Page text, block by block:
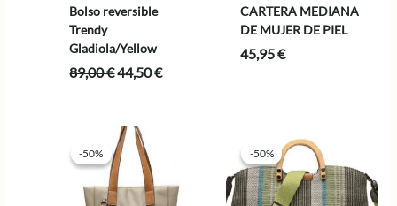
Bolso reversible
Trendy
Gladiola/Yellow
89,00€El
era:
89,00 €.
44,50€El
CARTERA MEDIANA
DE MUJER DE PIEL
45,95€
-50%
-50% -50%
-50%